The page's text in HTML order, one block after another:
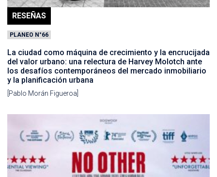
RESEÑAS
PLANEO N°66
La ciudad como máquina de crecimiento y la encrucijada
del valor urbano: una relectura de Harvey Molotch ante
los desafíos contemporáneos del mercado inmobiliario
y la planificación urbana
[Pablo Morán Figueroa]